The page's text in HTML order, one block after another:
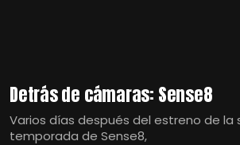
Detrás de cámaras: Sense8
Varios días después del estreno de la
temporada de Sense8,